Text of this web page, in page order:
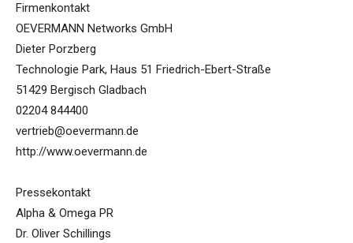
Firmenkontakt
OEVERMANN Networks GmbH
Dieter Porzberg
Technologie Park, Haus 51 Friedrich-Ebert-Straße
51429 Bergisch Gladbach
02204 844400
vertrieb@oevermann.de
http://www.oevermann.de
Pressekontakt
Alpha & Omega PR
Dr. Oliver Schillings